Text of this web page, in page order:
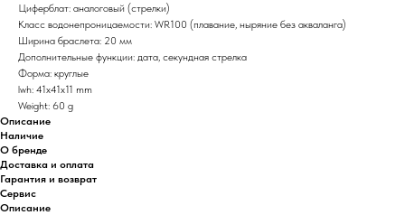
Циферблат: аналоговый (стрелки)
Класс водонепроницаемости: WR100 (плавание, ныряние без акваланга)
Ширина браслета: 20 мм
Дополнительные функции: дата, секундная стрелка
Форма: круглые
lwh: 41x41x11 mm
Weight: 60 g
Описание
Наличие
О бренде
Доставка и оплата
Гарантия и возврат
Сервис
Описание